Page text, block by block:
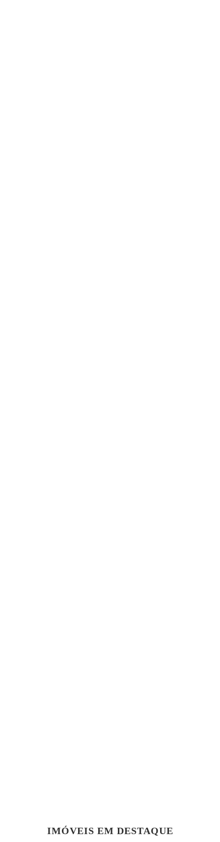
IMÓVEIS EM DESTAQUE